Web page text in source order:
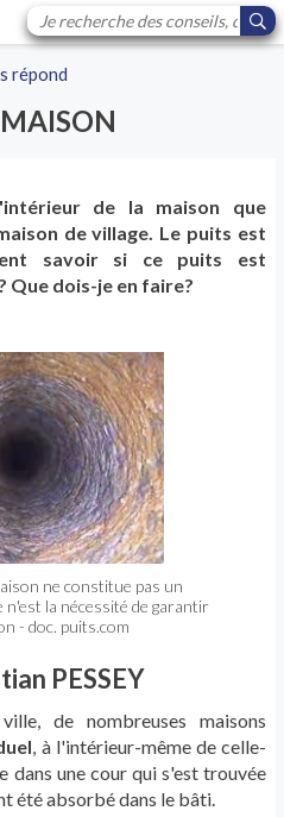
répond
de la maison que
de village. Le puits est
savoir si ce puits est
Que dois-je en faire?
ne constitue pas un
n'est la nécessité de garantir
- doc. puits.com
PESSEY
de nombreuses maisons
, à l'intérieur-même de celle-
dans une cour qui s'est trouvée
été absorbé dans le bâti.